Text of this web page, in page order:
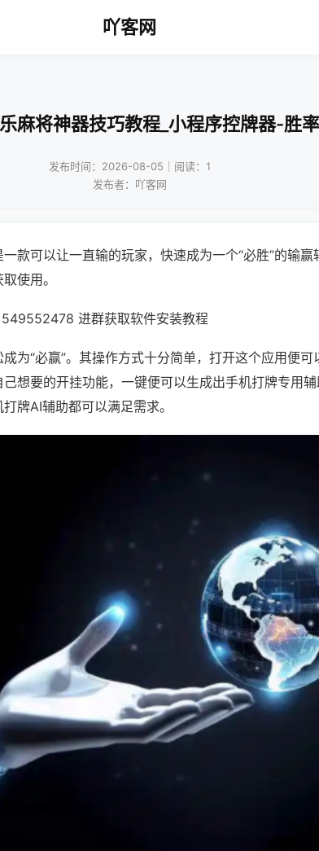
吖客网
麻将神器技巧教程_小程序控牌器-胜
发布时间：2026-08-05｜阅读：1
发布者：吖客网
款可以让一直输的玩家，快速成为一个“必胜”的输赢
使用。
进群获取软件安装教程
为“必赢”。其操作方式十分简单，打开这个应用便可
想要的开挂功能，一键便可以生成出手机打牌专用
牌AI辅助都可以满足需求。